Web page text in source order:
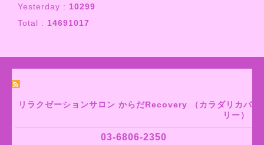
Yesterday : 10299
Total : 14691017
リラクゼーションサロン からだRecovery （カラダリカバ
リー）
03-6806-2350